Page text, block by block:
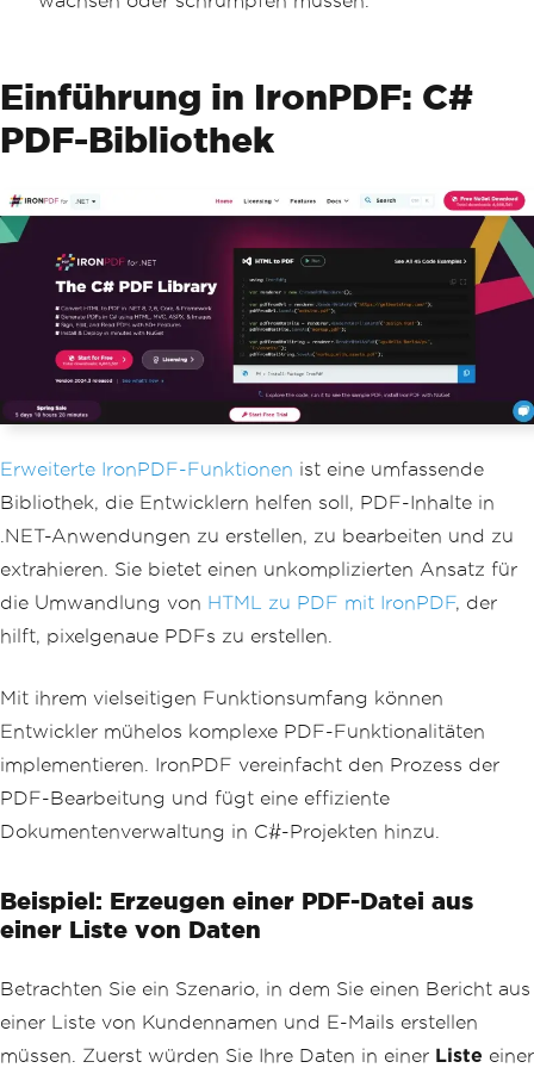
Einführung in IronPDF: C#
PDF-Bibliothek
Erweiterte IronPDF-Funktionen ist eine umfassende
Bibliothek, die Entwicklern helfen soll, PDF-Inhalte in
.NET-Anwendungen zu erstellen, zu bearbeiten und zu
extrahieren. Sie bietet einen unkomplizierten Ansatz für
die Umwandlung von HTML zu PDF mit IronPDF, der
hilft, pixelgenaue PDFs zu erstellen.
Mit ihrem vielseitigen Funktionsumfang können
Entwickler mühelos komplexe PDF-Funktionalitäten
implementieren. IronPDF vereinfacht den Prozess der
PDF-Bearbeitung und fügt eine effiziente
Dokumentenverwaltung in C#-Projekten hinzu.
Beispiel: Erzeugen einer PDF-Datei aus
einer Liste von Daten
Betrachten Sie ein Szenario, in dem Sie einen Bericht aus
einer Liste von Kundennamen und E-Mails erstellen
müssen. Zuerst würden Sie Ihre Daten in einer Liste einer